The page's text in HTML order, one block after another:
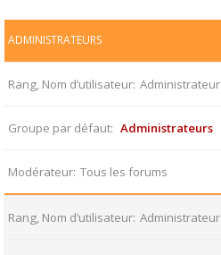
ADMINISTRATEURS
Rang, Nom d’utilisateur Administrateur
Groupe par défaut Administrateurs
Modérateur Tous les forums
Rang, Nom d’utilisateur Administrateur